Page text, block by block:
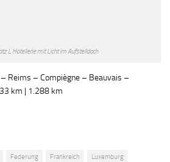
L Hotellerie mit Licht im Aufstelldach
Reims – Compiègne – Beauvais –
km | 1.288 km
Federung Frankreich Luxemburg